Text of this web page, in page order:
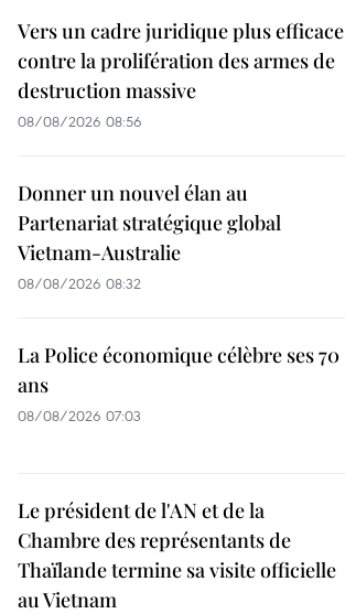
Vers un cadre juridique plus efficace
contre la prolifération des armes de
destruction massive
08/08/2026 08:56
Donner un nouvel élan au
Partenariat stratégique global
Vietnam-Australie
08/08/2026 08:32
La Police économique célèbre ses 70
ans
08/08/2026 07:03
Le président de l'AN et de la
Chambre des représentants de
Thaïlande termine sa visite officielle
au Vietnam